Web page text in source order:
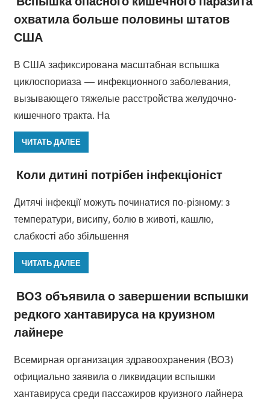
охватила больше половины штатов
США
В США зафиксирована масштабная вспышка
циклоспориаза — инфекционного заболевания,
вызывающего тяжелые расстройства желудочно-
кишечного тракта. На
ЧИТАТЬ ДАЛЕЕ
Коли дитині потрібен інфекціоніст
Дитячі інфекції можуть починатися по-різному: з
температури, висипу, болю в животі, кашлю,
слабкості або збільшення
ЧИТАТЬ ДАЛЕЕ
ВОЗ объявила о завершении вспышки
редкого хантавируса на круизном
лайнере
Всемирная организация здравоохранения (ВОЗ)
официально заявила о ликвидации вспышки
хантавируса среди пассажиров круизного лайнера